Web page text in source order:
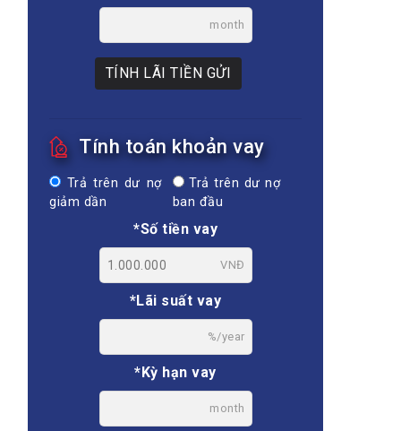
month
TÍNH LÃI TIỀN GỬI
Tính toán khoản vay
Trả trên dư nợ
giảm dần
Trả trên dư nợ
ban đầu
*Số tiền vay
VNĐ
*Lãi suất vay
%/year
*Kỳ hạn vay
month